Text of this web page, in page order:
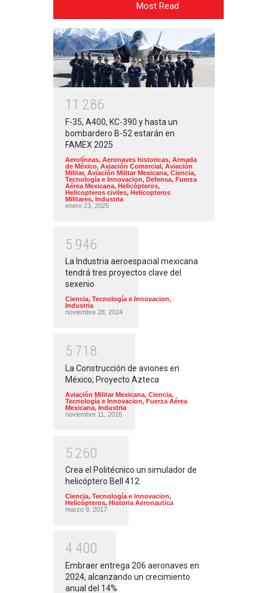
Most Read
1 1 286
F-35, A400, KC-390 y hasta un
bombardero B-52 estarán en
FAMEX 2025
Aerolíneas, Aeronaves historicas, Armada
de México, Aviación Comercial, Aviación
Militar, Aviación Militar Mexicana, Ciencia,
Tecnología e Innovacion, Defensa, Fuerza
Aérea Mexicana, Helicópteros,
Helicopteros civiles, Helicopteros
Militares, Industria
enero 23, 2025
5 946
La Industria aeroespacial mexicana
tendrá tres proyectos clave del
sexenio
Ciencia, Tecnología e Innovacion,
Industria
noviembre 28, 2024
5 71 8
La Construcción de aviones en
México; Proyecto Azteca
Aviación Militar Mexicana, Ciencia,
Tecnología e Innovacion, Fuerza Aérea
Mexicana, Industria
noviembre 11, 2016
5 260
Crea el Politécnico un simulador de
helicóptero Bell 412.
Ciencia, Tecnología e Innovacion,
Helicópteros, Historia Aeronautica
marzo 9, 2017
4 400
Embraer entrega 206 aeronaves en
2024, alcanzando un crecimiento
anual del 14%